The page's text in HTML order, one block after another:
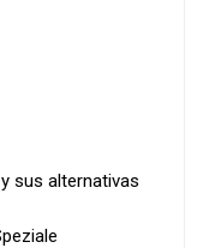
sus alternativas